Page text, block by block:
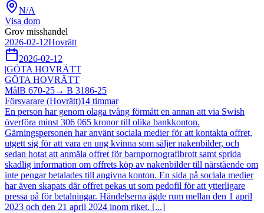
N/A
Visa dom
Grov misshandel
2026-02-12Hovrätt
2026-02-12
|GÖTA HOVRÄTT
GÖTA HOVRÄTT
MålB 670-25→ B 3186-25
Försvarare (Hovrätt)14 timmar
En person har genom olaga tvång förmått en annan att via Swish
överföra minst 306 065 kronor till olika bankkonton.
Gärningspersonen har använt sociala medier för att kontakta offret,
utgett sig för att vara en ung kvinna som säljer nakenbilder, och
sedan hotat att anmäla offret för barnpornografibrott samt sprida
skadlig information om offrets köp av nakenbilder till närstående om
inte pengar betalades till angivna konton. En sida på sociala medier
har även skapats där offret pekas ut som pedofil för att ytterligare
pressa på för betalningar. Händelserna ägde rum mellan den 1 april
2023 och den 21 april 2024 inom riket. [...]